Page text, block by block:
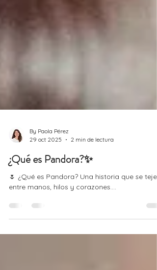
By Paola Pérez
29 oct 2025
2 min de lectura
¿Qué es Pandora?✨
entre manos, hilos y corazones....